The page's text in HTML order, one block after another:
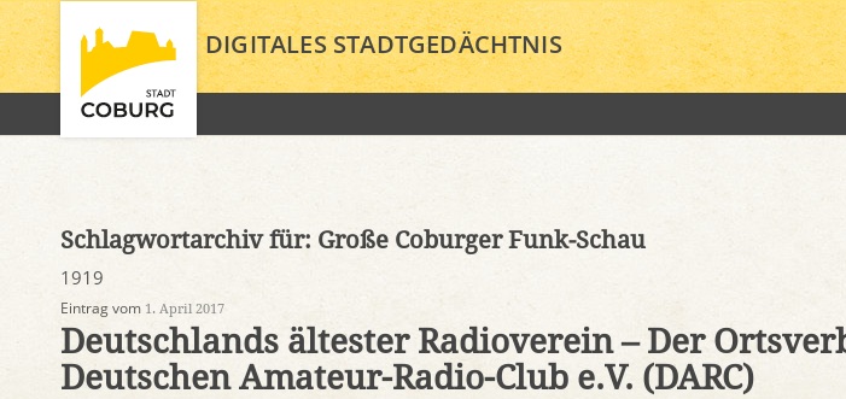
DIGITALES STADTGEDÄCHTNIS
Schlagwortarchiv für: Große Coburger Funk-Schau
1919
Eintrag vom 1. April 2017
Deutschlands ältester Radioverein – Der
Deutschen Amateur-Radio-Club e.V. (DARC)